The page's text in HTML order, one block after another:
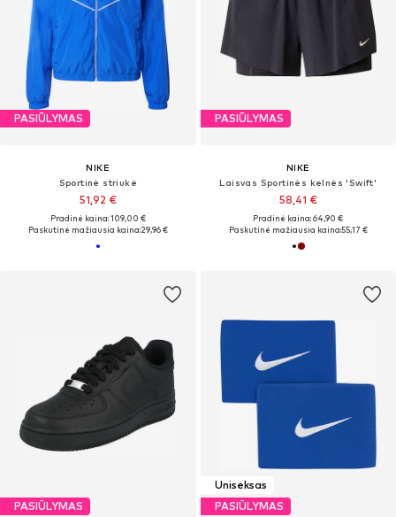
PASIŪLYMAS
NIKE
Sportinė striukė
51,92 €
Pradinė kaina: 109,00 €
Paskutinė mažiausia kaina:29,96 €
PASIŪLYMAS
NIKE
Laisvas Sportinės kelnės 'Swift'
58,41 €
Pradinė kaina: 64,90 €
Paskutinė mažiausia kaina:55,17 €
PASIŪLYMAS
Uniseksas
PASIŪLYMAS